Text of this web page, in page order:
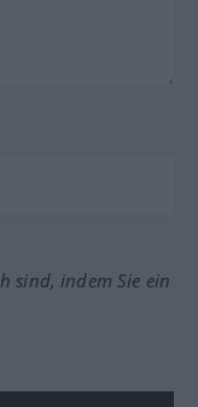
sind, indem Sie ein